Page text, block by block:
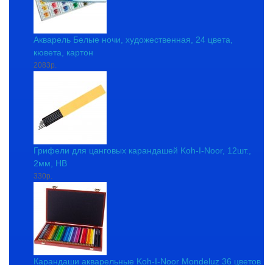
Акварель Белые ночи, художественная, 24 цвета,
кювета, картон
2083р.
Грифели для цанговых карандашей Koh-I-Noor, 12шт.,
2мм, HB
330р.
Карандаши акварельные Koh-I-Noor Mondeluz 36 цветов